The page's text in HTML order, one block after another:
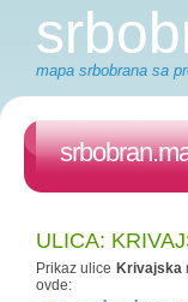
mapa srbobrana sa
ULICA:
Prikaz ulice Krivajska
ovde: